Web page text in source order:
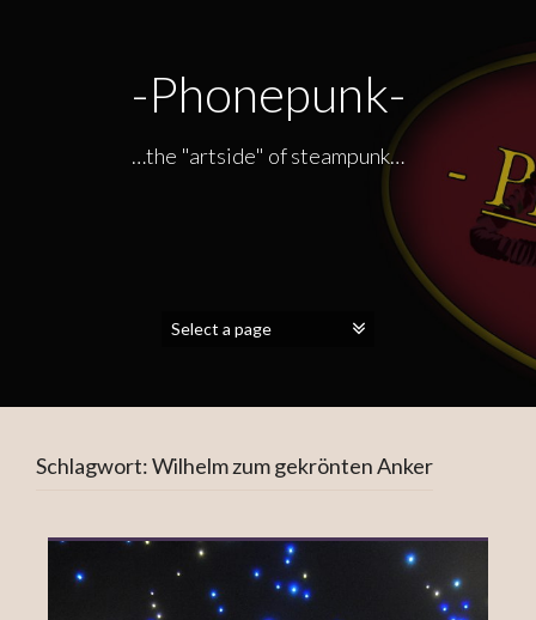
-Phonepunk-
…the "artside" of steampunk…
Schlagwort:Wilhelm zum gekrönten Anker